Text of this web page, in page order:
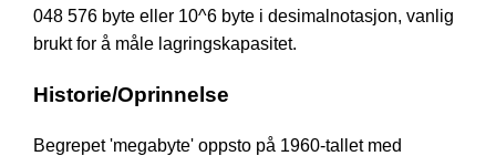
048 576 byte eller 10^6 byte i desimalnotasjon, vanlig
brukt for å måle lagringskapasitet.
Historie/Oprinnelse
Begrepet 'megabyte' oppsto på 1960-tallet med